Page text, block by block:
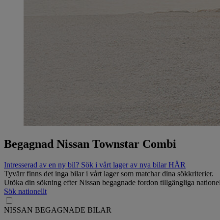
Begagnad Nissan Townstar Combi
Intresserad av en ny bil? Sök i vårt lager av nya bilar HÄR
Tyvärr finns det inga bilar i vårt lager som matchar dina sökkriterier.
Utöka din sökning efter Nissan begagnade fordon tillgängliga
Sök nationellt
NISSAN BEGAGNADE BILAR